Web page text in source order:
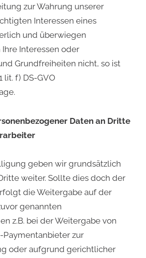
zur Wahrung unserer
Interessen eines
und überwiegen
Interessen oder
Grundfreiheiten nicht, so ist
lit. f) DS-GVO
Daten an Dritte
geben wir grundsätzlich
weiter. Sollte dies doch der
die Weitergabe auf der
genannten
z.B. bei der Weitergabe von
Paymentanbieter zur
oder aufgrund gerichtlicher